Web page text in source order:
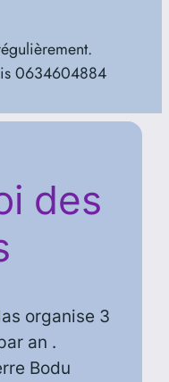
0634604884
des
organise 3
an .
Bodu